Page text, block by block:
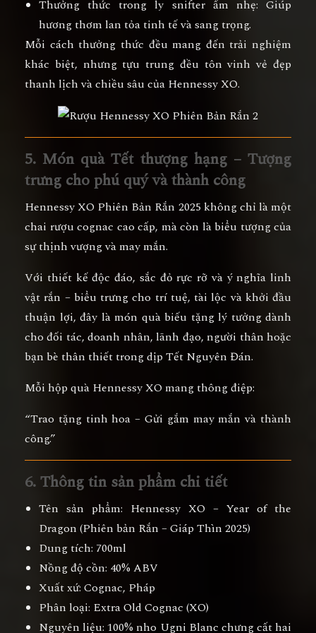
Thưởng thức trong ly snifter ấm nhẹ: Giúp
hương thơm lan tỏa tinh tế và sang trọng.
Mỗi cách thưởng thức đều mang đến trải nghiệm
khác biệt, nhưng tựu trung đều tôn vinhvẻ đẹp
thanh lịch và chiều sâu của Hennessy XO.
5. Món quà Tết thượng hạng – Tượng
trưng cho phú quý và thành công
Hennessy XO Phiên Bản Rắn 2025 không chỉ là một
chai rượu cognac cao cấp, mà còn là biểu tượng của
sự thịnh vượng và may mắn.
Với thiết kế độc đáo, sắc đỏ rực rỡ và ý nghĩa linh
vật rắn – biểu trưng cho trí tuệ, tài lộc và khởi đầu
thuận lợi, đây là món quà biếu tặng lý tưởngdành
chođối tác, doanh nhân, lãnh đạo, người thân hoặc
bạn bè thân thiếttrong dịp Tết Nguyên Đán.
Mỗi hộp quà Hennessy XO mang thông điệp:
“Trao tặng tinh hoa – Gửi gắm may mắn và thành
công.”
6. Thông tin sản phẩm chi tiết
Tên sản phẩm: Hennessy XO – Year of the
Dragon (Phiên bản Rắn – Giáp Thìn 2025)
Dung tích: 700ml
Nồng độ cồn: 40% ABV
Xuất xứ: Cognac, Pháp
Phân loại: Extra Old Cognac (XO)
Nguyên liệu: 100% nho Ugni Blanc chưng cất hai